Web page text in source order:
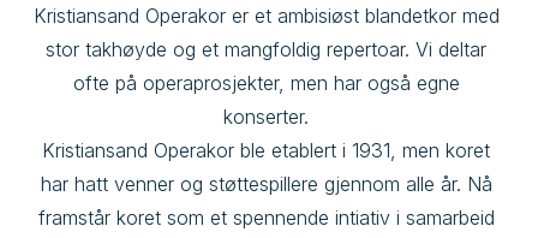
Kristiansand Operakor er et ambisiøst blandetkor med
stor takhøyde og et mangfoldig repertoar. Vi deltar
ofte på operaprosjekter, men har også egne
konserter.
Kristiansand Operakor ble etablert i 1931, men koret
har hatt venner og støttespillere gjennom alle år. Nå
framstår koret som et spennende intiativ i samarbeid